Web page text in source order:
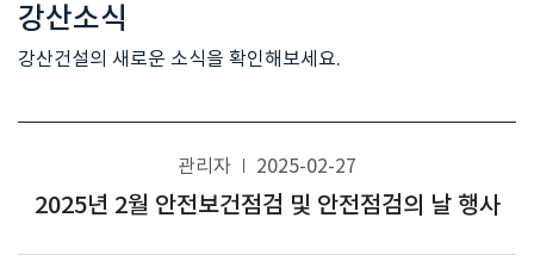
강산소식
강산건설의 새로운 소식을 확인해보세요.
관리자 2025-02-27
2025년 2월 안전보건점검 및 안전점검의 날 행사